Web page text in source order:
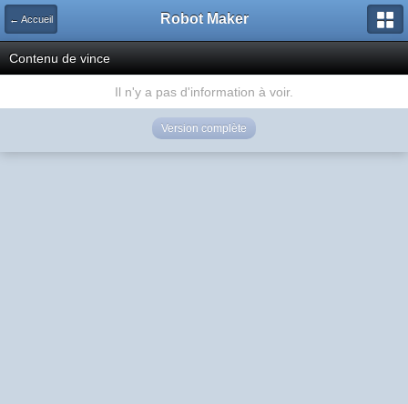
← Accueil Robot Maker
Contenu de vince
Il n'y a pas d'information à voir.
Version complète